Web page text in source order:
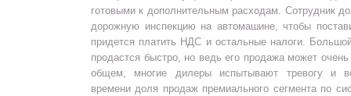
готовыми к дополнительным расходам. Сотрудник
дорожную инспекцию на автомашине, чтобы
придется платить НДС и остальные налоги.
продастся быстро, но ведь его продажа может
общем, многие дилеры испытывают тревогу и
времени доля продаж премиального сегмента по